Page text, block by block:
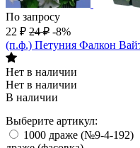
По запросу
22 ₽ 24 ₽ -8%
(п.ф.) Петуния Фалкон
Нет в наличии
Нет в наличии
В наличии
Выберите артикул:
1000 драже (№9-4-192)